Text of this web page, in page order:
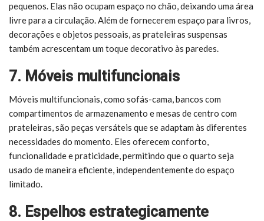
pequenos. Elas não ocupam espaço no chão, deixando uma área
livre para a circulação. Além de fornecerem espaço para livros,
decorações e objetos pessoais, as prateleiras suspensas
também acrescentam um toque decorativo às paredes.
7. Móveis multifuncionais
Móveis multifuncionais, como sofás-cama, bancos com
compartimentos de armazenamento e mesas de centro com
prateleiras, são peças versáteis que se adaptam às diferentes
necessidades do momento. Eles oferecem conforto,
funcionalidade e praticidade, permitindo que o quarto seja
usado de maneira eficiente, independentemente do espaço
limitado.
8. Espelhos estrategicamente